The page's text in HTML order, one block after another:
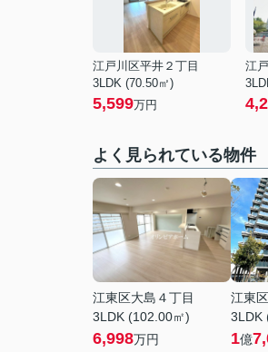
江戸川区平井２丁目
3LDK (70.50㎡)
5,599万円
江
よく見られている物件
江東区大島４丁目
3LDK (102.00㎡)
6,998万円
江東
3LDK
1億